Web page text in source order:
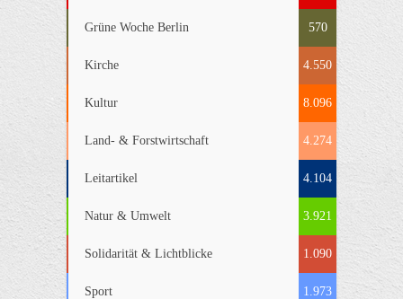
Grüne Woche Berlin 570
Kirche 4.550
Kultur 8.096
Land- & Forstwirtschaft 4.274
Leitartikel 4.104
Natur & Umwelt 3.921
Solidarität & Lichtblicke 1.090
Sport 1.973